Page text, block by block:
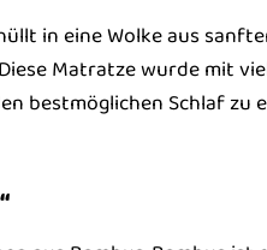
in eine Wolke aus
Matratze wurde mit
bestmöglichen Schlaf zu